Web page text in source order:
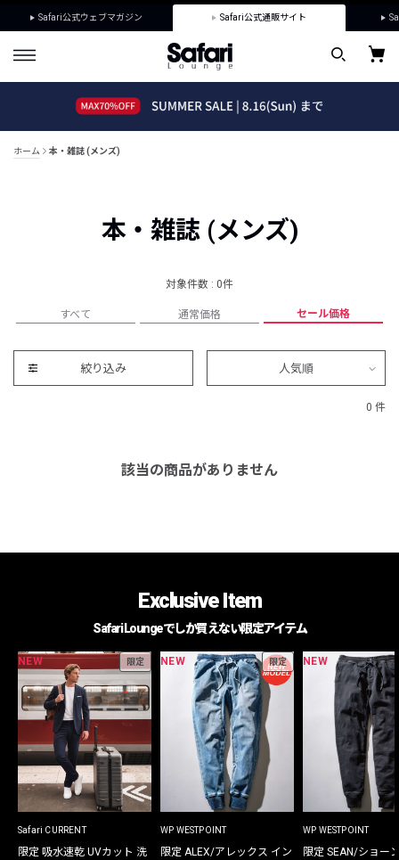
Safari公式ウェブマガジン Safari公式通販サイト
ホーム 本・雑誌 (メンズ)
本・雑誌 (メンズ)
対象件数 : 0件
すべて 通常価格 セール価格
絞り込み 人気順
0 件
該当の商品がありません
Exclusive Item
Safari Loungeでしか買えない限定アイテム
NEW 限定
Safari CURRENT
限定 吸水速乾 UVカット 洗
NEW 限定
WP WESTPOINT
限定 ALEX/アレックス イン
NEW
WP WESTPOINT
限定 SEAN/ショー